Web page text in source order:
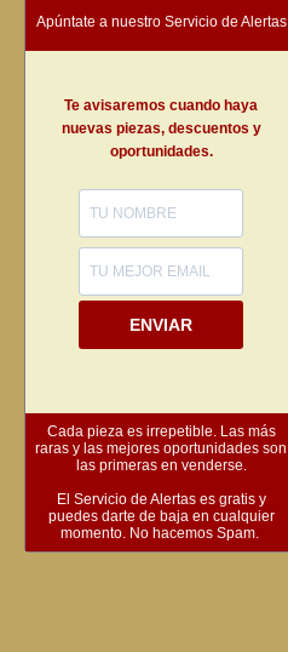
Apúntate a nuestro Servicio de Alertas
Te avisaremos cuando haya
nuevas piezas, descuentos y
oportunidades.
ENVIAR
Cada pieza es irrepetible. Las más
raras y las mejores oportunidades son
las primeras en venderse.
El Servicio de Alertas es gratis y
puedes darte de baja en cualquier
momento. No hacemos Spam.